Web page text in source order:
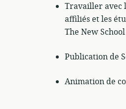
Travailler avec
affiliés et les
The New School
Publication de
Animation de